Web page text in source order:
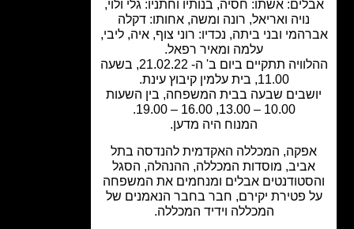
אשתו: חסיה, בנותיו וחתניו: גלי ולוי,
נויה ואריאל, רונה ומשה, אחותו: דקלה
ובני ביתה, נכדיו: רוני צוף, איה, ליבי,
עלמה ומאיר רפאל.
ההלוויה תתקיים ביום ב' ה- 21.02.22, בשעה
שבעה בבית המשפחה, בין השעות
המנוח היה מדען.
המכללה האקדמית להנדסה בתל
מוסדות המכללה, ההנהלה, הסגל
אבלים ומנחמים את המשפחה
פטירת יקירם, חבר בחבר הנאמנים של
המכללה וידיד המכללה.